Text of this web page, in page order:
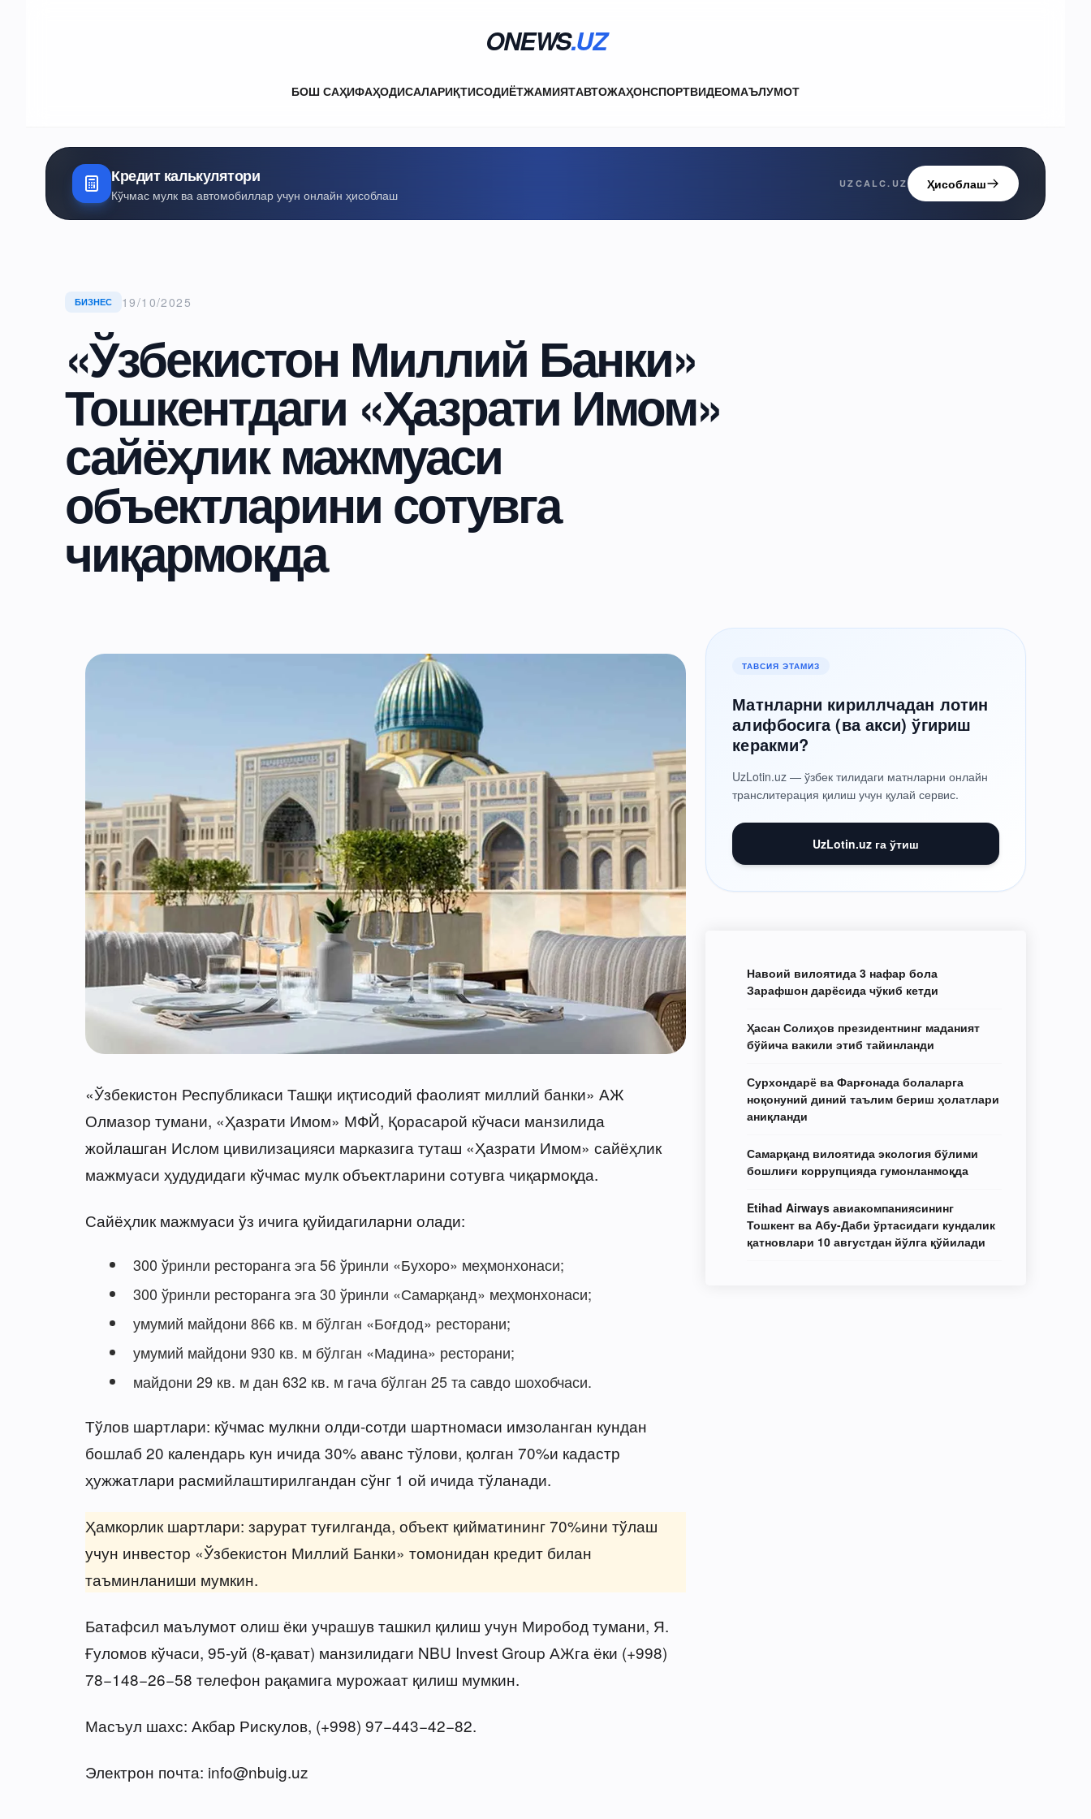
ONEWS.UZ
БОШ САҲИФАҲОДИСАЛАРИҚТИСОДИЁТЖАМИЯТАВТОЖАҲОНСПОРТВИДЕОМАЪЛУМОТ
Кредит калькулятори
Кўчмас мулк ва автомобиллар учун онлайн ҳисоблаш
UZCALC.UZ Ҳисоблаш
БИЗНЕС 19/10/2025
«Ўзбекистон Миллий Банки»
Тошкентдаги «Ҳазрати Имом»
сайёҳлик мажмуаси
объектларини сотувга
чиқармоқда
«Ўзбекистон Республикаси Ташқи иқтисодий фаолият миллий банки» АЖ
Олмазор тумани, «Ҳазрати Имом» МФЙ, Қорасарой кўчаси манзилида
жойлашган Ислом цивилизацияси марказига туташ «Ҳазрати Имом» сайёҳлик
мажмуаси ҳудудидаги кўчмас мулк объектларини сотувга чиқармоқда.
Сайёҳлик мажмуаси ўз ичига қуйидагиларни олади:
300 ўринли ресторанга эга 56 ўринли «Бухоро» меҳмонхонаси;
300 ўринли ресторанга эга 30 ўринли «Самарқанд» меҳмонхонаси;
умумий майдони 866 кв. м бўлган «Боғдод» ресторани;
умумий майдони 930 кв. м бўлган «Мадина» ресторани;
майдони 29 кв. м дан 632 кв. м гача бўлган 25 та савдо шохобчаси.
Тўлов шартлари: кўчмас мулкни олди-сотди шартномаси имзоланган кундан
бошлаб 20 календарь кун ичида 30% аванс тўлови, қолган 70%и кадастр
ҳужжатлари расмийлаштирилгандан сўнг 1 ой ичида тўланади.
Ҳамкорлик шартлари: зарурат туғилганда, объект қийматининг 70%ини тўлаш
учун инвестор «Ўзбекистон Миллий Банки» томонидан кредит билан
таъминланиши мумкин.
Батафсил маълумот олиш ёки учрашув ташкил қилиш учун Миробод тумани, Я.
Ғуломов кўчаси, 95-уй (8-қават) манзилидаги NBU Invest Group АЖга ёки (+998)
78−148−26−58 телефон рақамига мурожаат қилиш мумкин.
Масъул шахс: Акбар Рискулов, (+998) 97−443−42−82.
Электрон почта: info@nbuig.uz
ТАВСИЯ ЭТАМИЗ
Матнларни кириллчадан лотин
алифбосига (ва акси) ўгириш
керакми?
UzLotin.uz — ўзбек тилидаги матнларни онлайн
транслитерация қилиш учун қулай сервис.
UzLotin.uz га ўтиш
Навоий вилоятида 3 нафар бола
Зарафшон дарёсида чўкиб кетди
Ҳасан Солиҳов президентнинг маданият
бўйича вакили этиб тайинланди
Сурхондарё ва Фарғонада болаларга
ноқонуний диний таълим бериш ҳолатлари
аниқланди
Самарқанд вилоятида экология бўлими
бошлиғи коррупцияда гумонланмоқда
Etihad Airways авиакомпаниясининг
Тошкент ва Абу-Даби ўртасидаги кундалик
қатновлари 10 августдан йўлга қўйилади